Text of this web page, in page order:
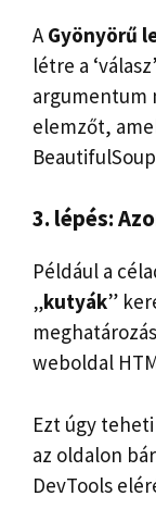
A Gyönyörű
létre a
argumentum
elemzőt,
3. lépés:
Például a
„kutyák”
weboldal
Ezt úgy
az oldalon
DevTools